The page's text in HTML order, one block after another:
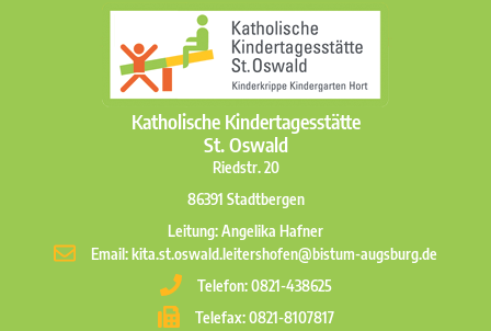
Katholische Kindertagesstätte
St. Oswald
Riedstr. 20
86391 Stadtbergen
Leitung: Angelika Hafner
Email: kita.st.oswald.leitershofen@bistum-augsburg.de
Telefon: 0821-438625
Telefax: 0821-8107817